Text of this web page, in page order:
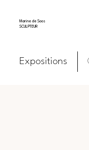
Marine de Soos
SCULPTEUR
Expositions